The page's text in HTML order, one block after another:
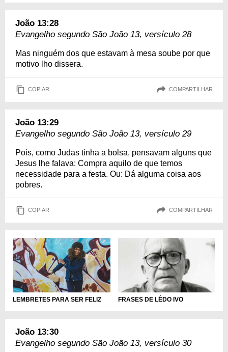
João 13:28
Evangelho segundo São João 13, versículo 28
Mas ninguém dos que estavam à mesa soube por que
motivo lho dissera.
COPIAR COMPARTILHAR
João 13:29
Evangelho segundo São João 13, versículo 29
Pois, como Judas tinha a bolsa, pensavam alguns que
Jesus lhe falava: Compra aquilo de que temos
necessidade para a festa. Ou: Dá alguma coisa aos
pobres.
COPIAR COMPARTILHAR
LEMBRETES PARA SER FELIZ FRASES DE LÊDO IVO
João 13:30
Evangelho segundo São João 13, versículo 30